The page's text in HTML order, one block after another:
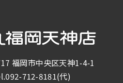
福岡市中央区天神1-4-1
092-712-8181(代)